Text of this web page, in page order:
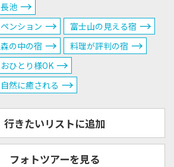
長池
ペンション
富士山の見える宿
森の中の宿
料理が評判の宿
おひとり様OK
自然に癒される
行きたいリストに追加
フォトツアーを見る